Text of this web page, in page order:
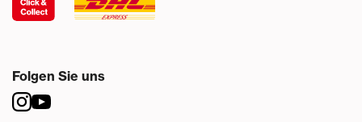
Folgen Sie uns